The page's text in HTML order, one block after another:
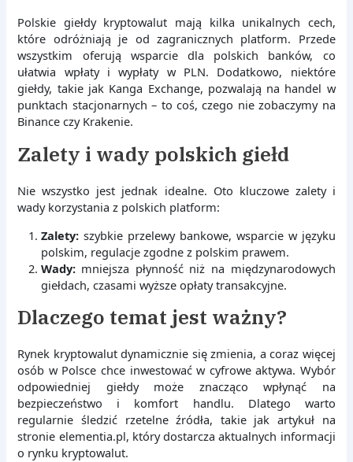
Polskie giełdy kryptowalut mają kilka unikalnych cech,
które odróżniają je od zagranicznych platform. Przede
wszystkim oferują wsparcie dla polskich banków, co
ułatwia wpłaty i wypłaty w PLN. Dodatkowo, niektóre
giełdy, takie jak Kanga Exchange, pozwalają na handel w
punktach stacjonarnych – to coś, czego nie zobaczymy na
Binance czy Krakenie.
Zalety i wady polskich giełd
Nie wszystko jest jednak idealne. Oto kluczowe zalety i
wady korzystania z polskich platform:
Zalety:szybkie przelewy bankowe, wsparcie w języku
polskim, regulacje zgodne z polskim prawem.
Wady:mniejsza płynność niż na międzynarodowych
giełdach, czasami wyższe opłaty transakcyjne.
Dlaczego temat jest ważny?
Rynek kryptowalut dynamicznie się zmienia, a coraz więcej
osób w Polsce chce inwestować w cyfrowe aktywa. Wybór
odpowiedniej giełdy może znacząco wpłynąć na
bezpieczeństwo i komfort handlu. Dlatego warto
regularnie śledzić rzetelne źródła, takie jak artykuł na
stronie elementia.pl, który dostarcza aktualnych informacji
o rynku kryptowalut.